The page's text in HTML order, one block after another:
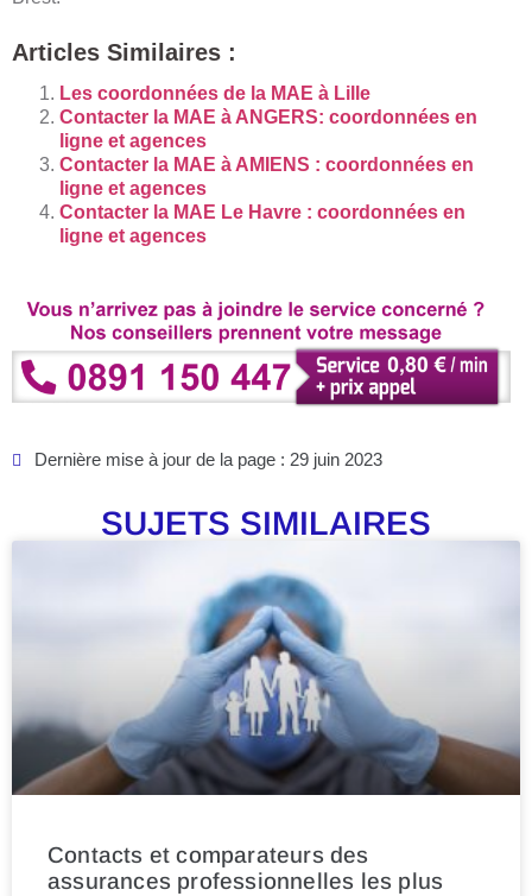
Articles Similaires :
Les coordonnées de la MAE à Lille
Contacter la MAE à ANGERS: coordonnées en
ligne et agences
Contacter la MAE à AMIENS : coordonnées en
ligne et agences
Contacter la MAE Le Havre : coordonnées en
ligne et agences
Dernière mise à jour de la page : 29 juin 2023
SUJETS SIMILAIRES
Contacts et comparateurs des
assurances professionnelles les plus